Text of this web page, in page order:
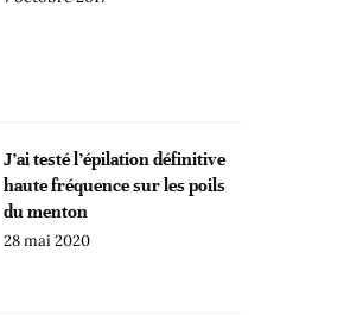
J’ai testé l’épilation définitive
haute fréquence sur les poils
du menton
28 mai 2020